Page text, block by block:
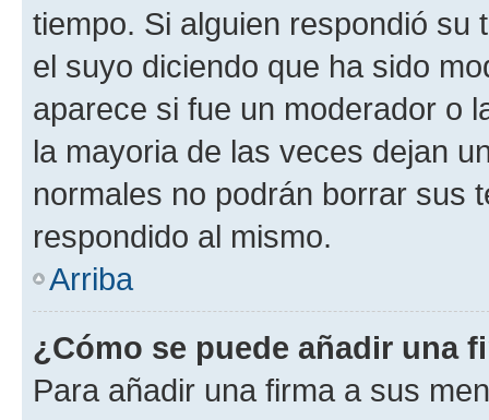
tiempo. Si alguien respondió su
el suyo diciendo que ha sido
aparece si fue un moderador o
la mayoria de las veces dejan
normales no podrán borrar sus
respondido al mismo.
Arriba
¿Cómo se puede añadir una
Para añadir una firma a sus